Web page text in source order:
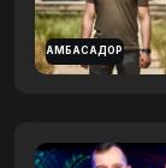
АМБАСАДОР